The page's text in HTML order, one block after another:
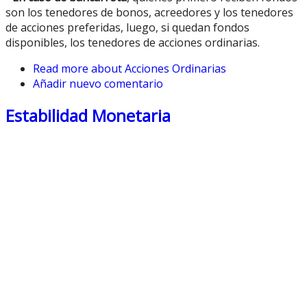
son los tenedores de bonos, acreedores y los tenedores
de acciones preferidas, luego, si quedan fondos
disponibles, los tenedores de acciones ordinarias.
Read more about Acciones Ordinarias
Añadir nuevo comentario
Estabilidad Monetaria